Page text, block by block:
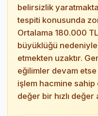
belirsizlik
tespiti konusunda
Ortalama 180.000
büyüklüğü
etmekten uzaktır.
eğilimler devam
işlem hacmine
değer bir hızlı değer